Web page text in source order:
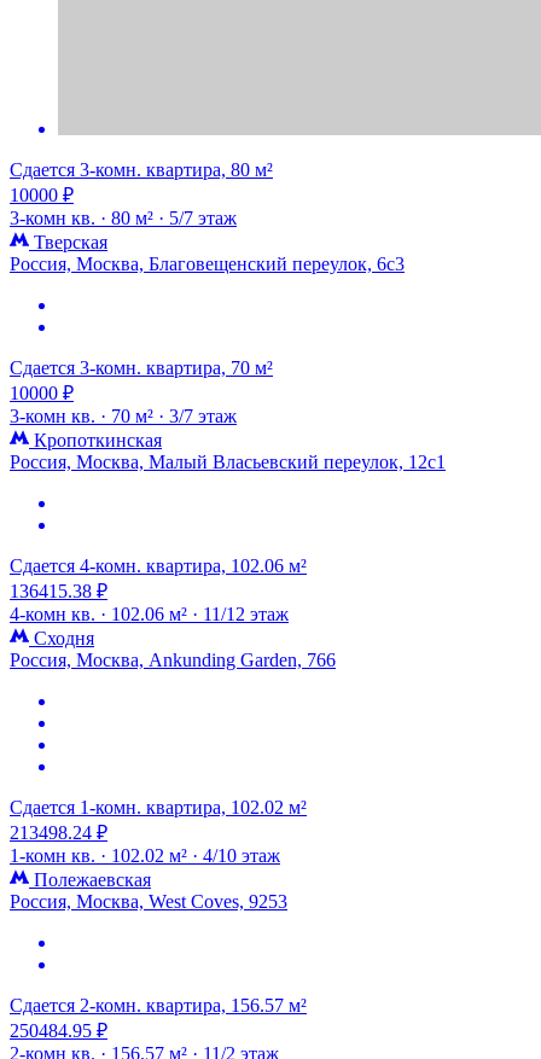
Сдается 3-комн. квартира, 80 м²
10000 ₽
3-комн кв. · 80 м² · 5/7 этаж
Тверская
Россия, Москва, Благовещенский переулок, 6с3
Сдается 3-комн. квартира, 70 м²
10000 ₽
3-комн кв. · 70 м² · 3/7 этаж
Кропоткинская
Россия, Москва, Малый Власьевский переулок, 12с1
Сдается 4-комн. квартира, 102.06 м²
136415.38 ₽
4-комн кв. · 102.06 м² · 11/12 этаж
Сходня
Россия, Москва, Ankunding Garden, 766
Сдается 1-комн. квартира, 102.02 м²
213498.24 ₽
1-комн кв. · 102.02 м² · 4/10 этаж
Полежаевская
Россия, Москва, West Coves, 9253
Сдается 2-комн. квартира, 156.57 м²
250484.95 ₽
2-комн кв. · 156.57 м² · 11/2 этаж